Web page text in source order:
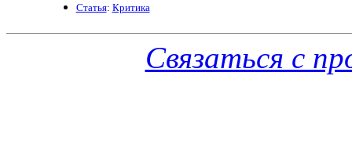
Статья: Критика
Связаться с